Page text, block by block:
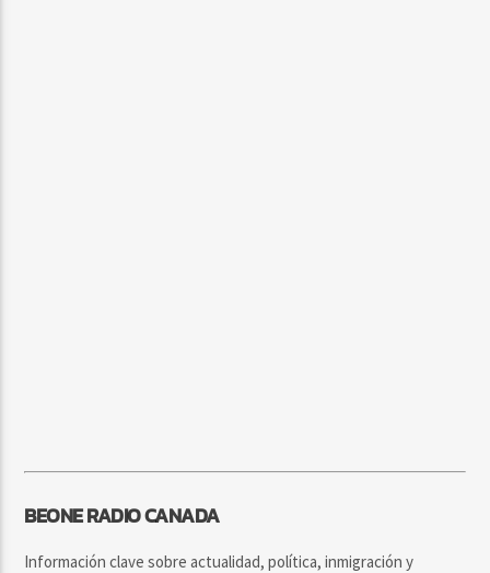
BEONE RADIO CANADA
Información clave sobre actualidad, política, inmigración y